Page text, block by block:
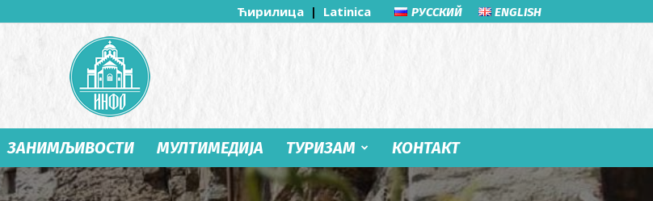
Ћирилица | Latinica РУССКИЙ ENGLISH
Студеница
ЗАНИМЉИВОСТИ МУЛТИМЕДИЈА ТУРИЗАМ КОНТАКТ